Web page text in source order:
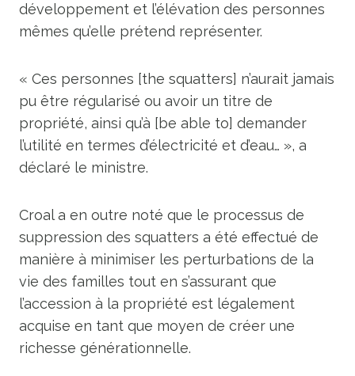
développement et l’élévation des personnes
mêmes qu’elle prétend représenter.
« Ces personnes [the squatters] n’aurait jamais
pu être régularisé ou avoir un titre de
propriété, ainsi qu’à [be able to] demander
l’utilité en termes d’électricité et d’eau… », a
déclaré le ministre.
Croal a en outre noté que le processus de
suppression des squatters a été effectué de
manière à minimiser les perturbations de la
vie des familles tout en s’assurant que
l’accession à la propriété est légalement
acquise en tant que moyen de créer une
richesse générationnelle.